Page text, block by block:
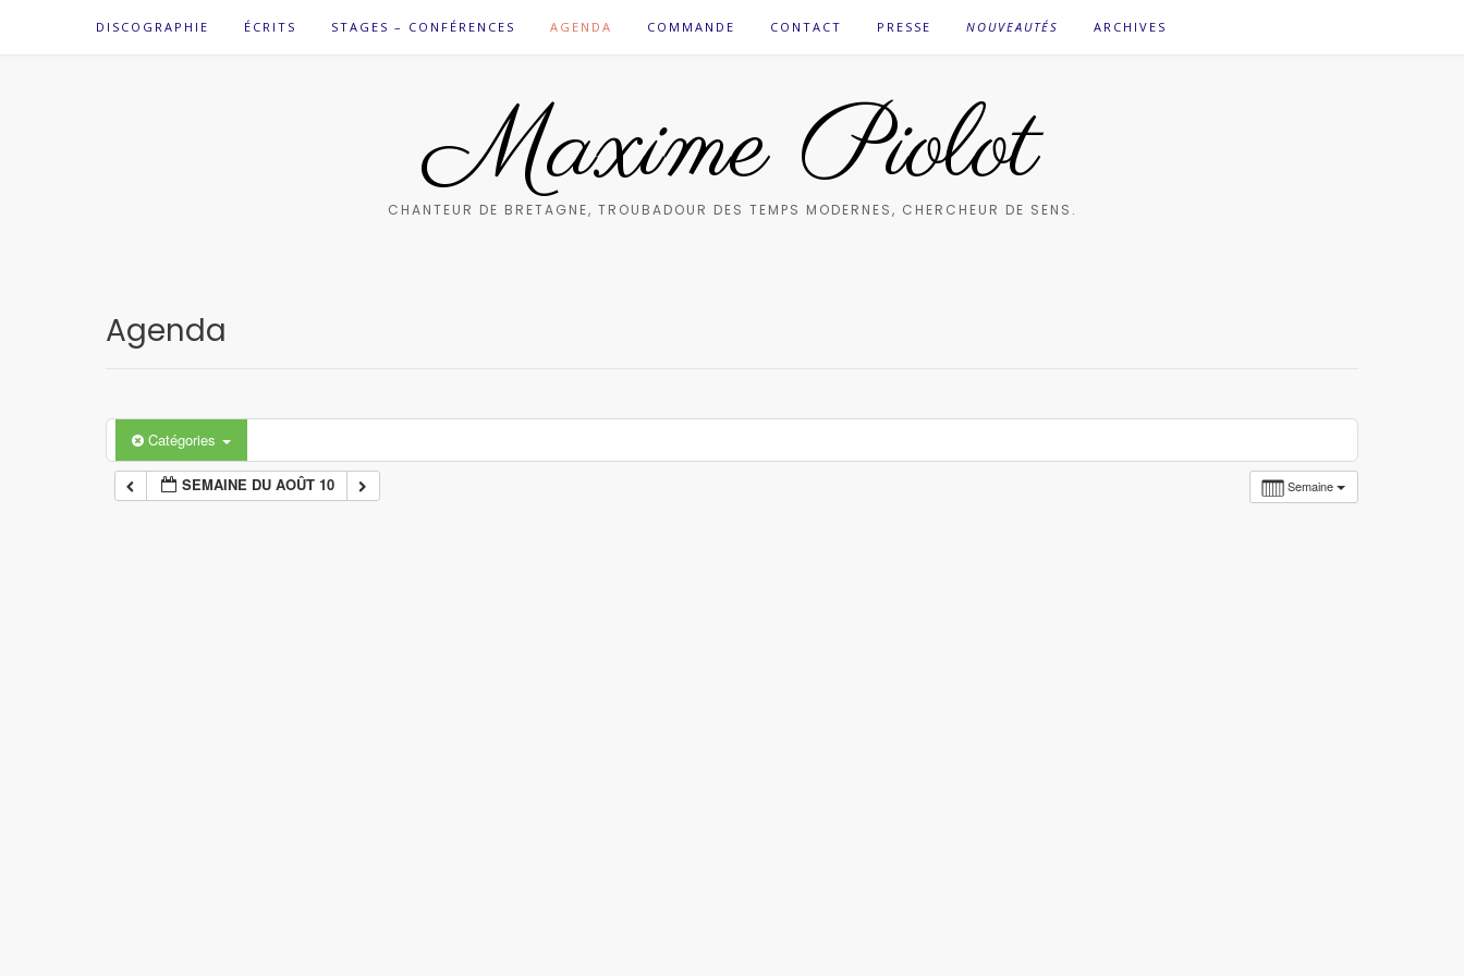
DISCOGRAPHIE ÉCRITS STAGES – CONFÉRENCES AGENDA COMMANDE CONTACT PRESSE NOUVEAUTÉS ARCHIVES
Maxime Piolot
CHANTEUR DE BRETAGNE, TROUBADOUR DES TEMPS MODERNES, CHERCHEUR DE SENS.
Agenda
Catégories
Semaine
SEMAINE DU AOÛT 10